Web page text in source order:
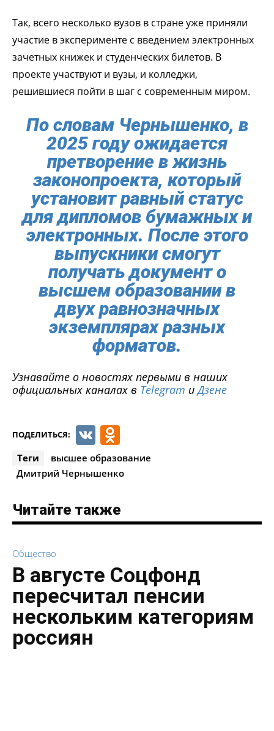
Так, всего несколько вузов в стране уже приняли
участие в эксперименте с введением электронных
зачетных книжек и студенческих билетов. В
проекте участвуют и вузы, и колледжи,
решившиеся пойти в шаг с современным миром.
По словам Чернышенко, в
2025 году ожидается
претворение в жизнь
законопроекта, который
установит равный статус
для дипломов бумажных и
электронных. После этого
выпускники смогут
получать документ о
высшем образовании в
двух равнозначных
экземплярах разных
форматов.
Узнавайте о новостях первыми в наших
официальных каналах в Telegram иДзене
ПОДЕЛИТЬСЯ: VK
Теги
высшее образование
Дмитрий Чернышенко
Читайте также
Общество
В августе Соцфонд
пересчитал пенсии
нескольким категориям
россиян